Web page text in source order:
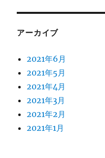
アーカイブ
2021年6月
2021年5月
2021年4月
2021年3月
2021年2月
2021年1月